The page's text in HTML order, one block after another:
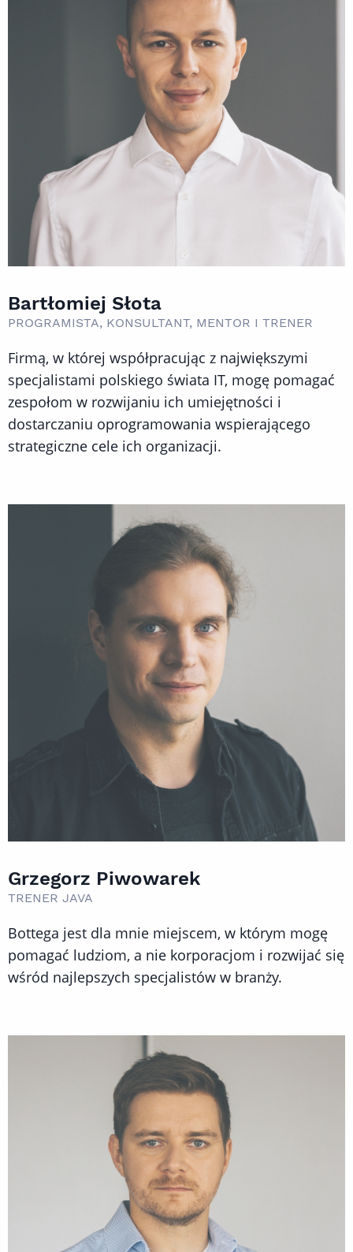
Bartłomiej Słota
PROGRAMISTA, KONSULTANT, MENTOR I TRENER
Firmą, w której współpracując z największymi
specjalistami polskiego świata IT, mogę pomagać
zespołom w rozwijaniu ich umiejętności i
dostarczaniu oprogramowania wspierającego
strategiczne cele ich organizacji.
Grzegorz Piwowarek
TRENER JAVA
Bottega jest dla mnie miejscem, w którym mogę
pomagać ludziom, a nie korporacjom i rozwijać się
wśród najlepszych specjalistów w branży.